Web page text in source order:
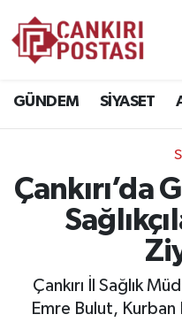
GÜNDEM SİYASET
Çankırı’da
Çankırı İl Sağlık
Emre Bulut,
EKONOMİ
SPOR
Trafik Durumu
Süper Lig Puan
Tüm Manşetler